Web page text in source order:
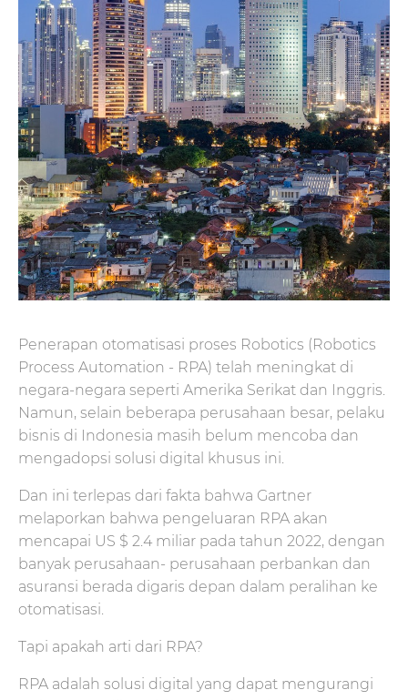
Penerapan otomatisasi proses Robotics (Robotics
Process Automation - RPA) telah meningkat di
negara-negara seperti Amerika Serikat dan Inggris.
Namun, selain beberapa perusahaan besar, pelaku
bisnis di Indonesia masih belum mencoba dan
mengadopsi solusi digital khusus ini.
Dan ini terlepas dari fakta bahwa Gartner
melaporkan bahwa pengeluaran RPA akan
mencapai US $ 2.4 miliar pada tahun 2022, dengan
banyak perusahaan- perusahaan perbankan dan
asuransi berada digaris depan dalam peralihan ke
otomatisasi.
Tapi apakah arti dari RPA?
RPA adalah solusi digital yang dapat mengurangi